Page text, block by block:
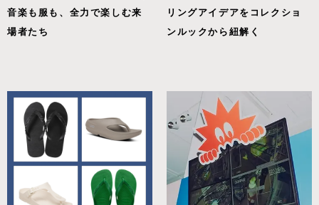
音楽も服も、全力で楽しむ来
場者たち
リングアイデアをコレクショ
ンルックから紐解く